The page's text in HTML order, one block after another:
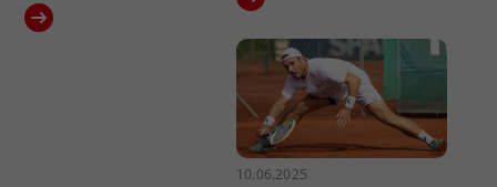
10.06.2025